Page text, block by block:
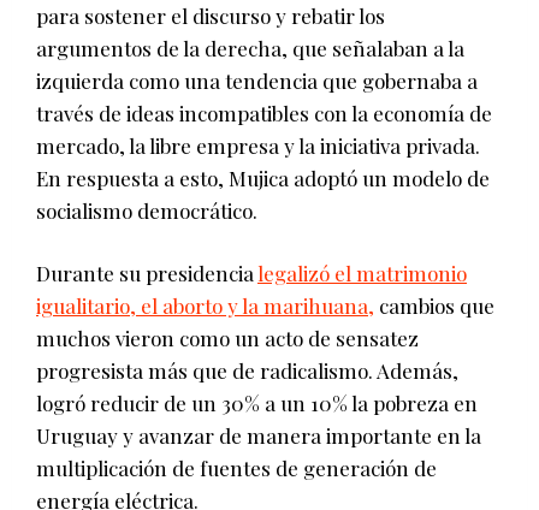
para sostener el discurso y rebatir los
argumentos de la derecha, que señalaban a la
izquierda como una tendencia que gobernaba a
través de ideas incompatibles con la economía de
mercado, la libre empresa y la iniciativa privada.
En respuesta a esto, Mujica adoptó un modelo de
socialismo democrático.
Durante su presidencialegalizó el matrimonio
igualitario, el aborto y la marihuana, cambios que
muchos vieron como un acto de sensatez
progresista más que de radicalismo. Además,
logró reducir de un 30% a un 10% la pobreza en
Uruguay y avanzar de manera importante en la
multiplicación de fuentes de generación de
energía eléctrica.